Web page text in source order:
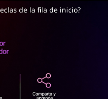
de la fila de inicio?